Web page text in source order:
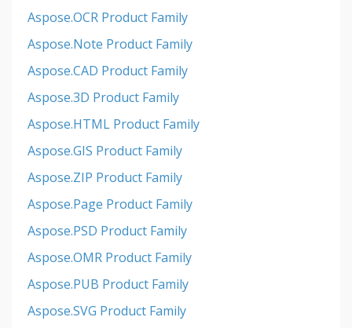
Aspose.OCR Product Family
Aspose.Note Product Family
Aspose.CAD Product Family
Aspose.3D Product Family
Aspose.HTML Product Family
Aspose.GIS Product Family
Aspose.ZIP Product Family
Aspose.Page Product Family
Aspose.PSD Product Family
Aspose.OMR Product Family
Aspose.PUB Product Family
Aspose.SVG Product Family